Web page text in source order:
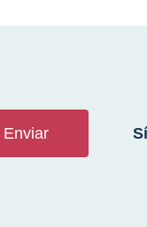
Enviar